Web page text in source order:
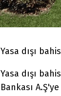
Yasa dışı
Yasa dışı
Bankası